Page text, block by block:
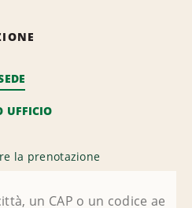
UFFICIO
la prenotazione